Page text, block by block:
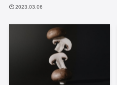
2023.03.06